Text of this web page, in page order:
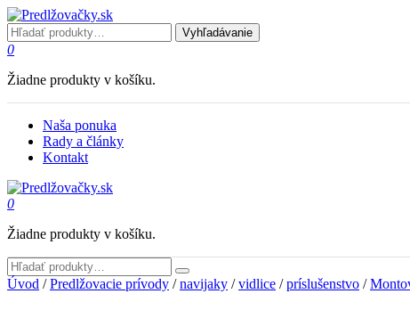
Vyhľadávanie
0
Žiadne produkty v košíku.
Naša ponuka
Rady a články
Kontakt
0
Žiadne produkty v košíku.
Úvod /Predlžovacie prívody /navijaky /vidlice /príslušenstvo /